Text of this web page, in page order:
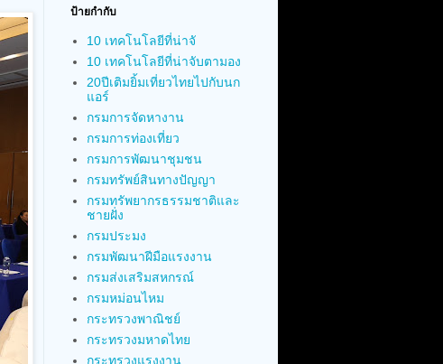
ป้ายกำกับ
10 เทคโนโลยีที่น่าจั
10 เทคโนโลยีที่น่าจับตามอง
20ปีเติมยิ้มเที่ยวไทยไปกับนก
แอร์
กรมการจัดหางาน
กรมการท่องเที่ยว
กรมการพัฒนาชุมชน
กรมทรัพย์สินทางปัญญา
กรมทรัพยากรธรรมชาติและ
ชายฝั่ง
กรมประมง
กรมพัฒนาฝีมือแรงงาน
กรมส่งเสริมสหกรณ์
กรมหม่อนไหม
กระทรวงพาณิชย์
กระทรวงมหาดไทย
กระทรวงแรงงาน